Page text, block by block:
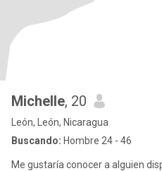
Michelle, 20
León, León, Nicaragua
Buscando: Hombre 24 - 46
Me gustaría conocer a alguien